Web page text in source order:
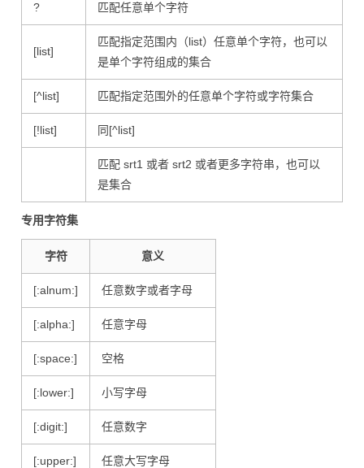
? 匹配任意单个字符
[list]
匹配指定范围内（list）任意单个字符，也可以
是单个字符组成的集合
[^list] 匹配指定范围外的任意单个字符或字符集合
[!list] 同[^list]
匹配 srt1 或者 srt2 或者更多字符串，也可以
是集合
专用字符集
字符 意义
[:alnum:] 任意数字或者字母
[:alpha:] 任意字母
[:space:] 空格
[:lower:] 小写字母
[:digit:] 任意数字
[:upper:] 任意大写字母